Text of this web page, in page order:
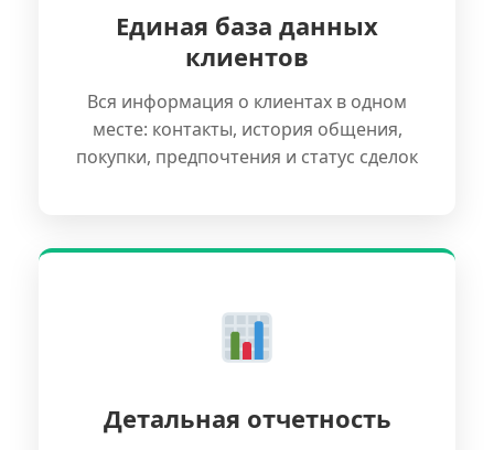
Единая база данных
клиентов
Вся информация о клиентах в одном
месте: контакты, история общения,
покупки, предпочтения и статус сделок
Детальная отчетность